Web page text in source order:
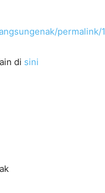
di sini